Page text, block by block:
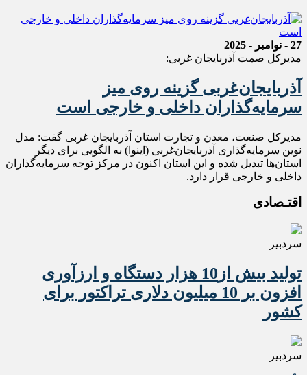
27 - نوامبر - 2025
مدیرکل صمت آذربایجان‌ غربی:
آذربایجان‌غربی گزینه‌ روی میز
سرمایه‌گذاران داخلی و خارجی است
مدیرکل صنعت، معدن و تجارت استان آذربایجان غربی گفت: مدل
نوین سرمایه‌گذاری آذربایجان‌غربی (اینوا) به الگویی برای دیگر
استان‌ها تبدیل شده و این استان اکنون در مرکز توجه سرمایه‌گذاران
داخلی و خارجی قرار دارد.
اقتـصادی
سردبیر
تولید بیش از10 هزار دستگاه و ارزآوری
افزون بر 10 میلیون دلاری تراکتور برای
کشور
سردبیر